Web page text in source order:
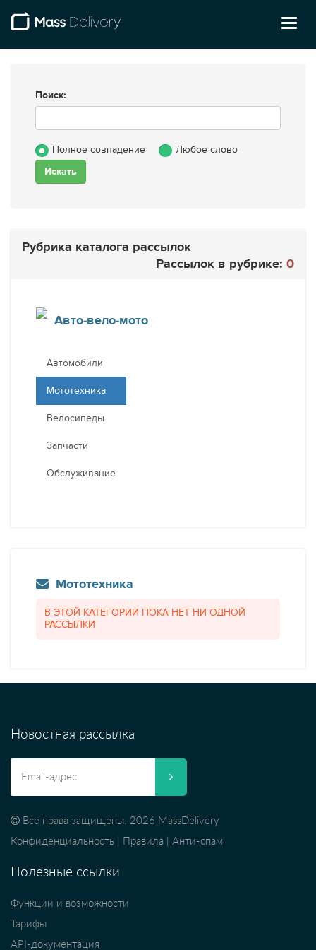
Поиск:
Полное совпадение Любое слово
Рубрика каталога рассылок
Рассылок в рубрике: 0
Авто-вело-мото
Автомобили
Мототехника
Велосипеды
Запчасти
Обслуживание
Мототехника
В ЭТОЙ КАТЕГОРИИ ПОКА НЕТ НИ ОДНОЙ
РАССЫЛКИ
Новостная рассылка
Все права защищены. 2026 MassDelivery
Конфиденциальность
Правила Анти-спам
Полезные ссылки
Функции и возможности
Тарифы
API-документация